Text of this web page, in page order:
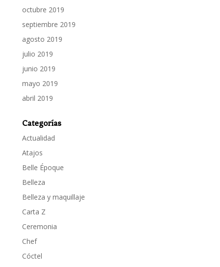
octubre 2019
septiembre 2019
agosto 2019
julio 2019
junio 2019
mayo 2019
abril 2019
Categorías
Actualidad
Atajos
Belle Époque
Belleza
Belleza y maquillaje
Carta Z
Ceremonia
Chef
Cóctel